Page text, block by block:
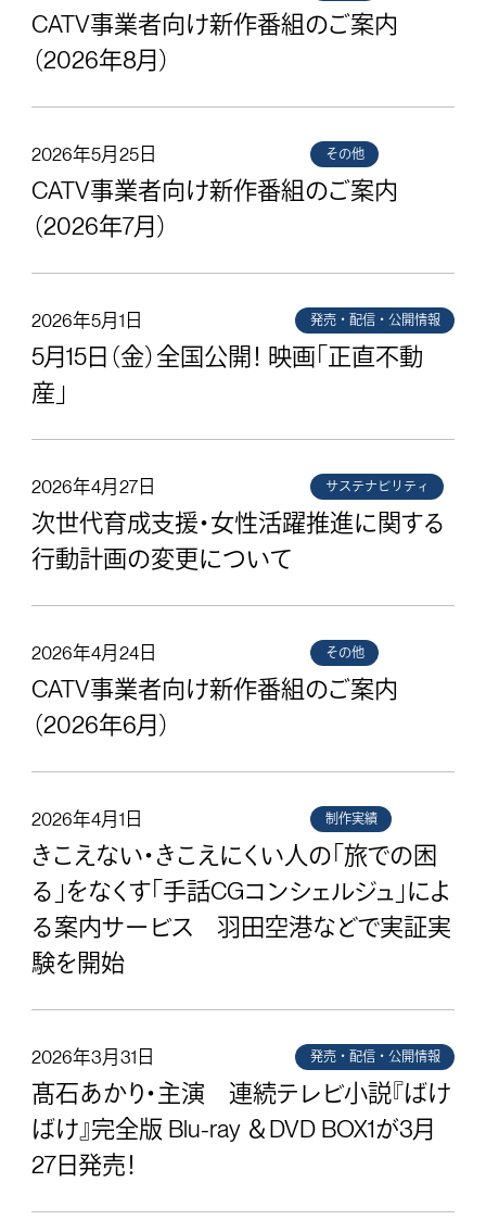
CATV事業者向け新作番組のご案内
（2026年8月）
2026年5月25日 その他
CATV事業者向け新作番組のご案内
（2026年7月）
2026年5月1日 発売・配信・公開情報
5月15日（金）全国公開！ 映画「正直不動
産」
2026年4月27日 サステナビリティ
次世代育成支援・女性活躍推進に関する
行動計画の変更について
2026年4月24日 その他
CATV事業者向け新作番組のご案内
（2026年6月）
2026年4月1日 制作実績
きこえない・きこえにくい人の「旅での困
る」をなくす「手話CGコンシェルジュ」によ
る案内サービス 羽田空港などで実証実
験を開始
2026年3月31日 発売・配信・公開情報
髙石あかり・主演 連続テレビ小説『ばけ
ばけ』完全版 Blu-ray ＆DVD BOX1が3月
27日発売！